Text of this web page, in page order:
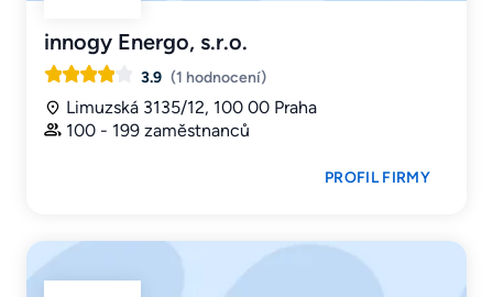
innogy Energo, s.r.o.
3.9 (1 hodnocení)
Limuzská 3135/12, 100 00 Praha
100 - 199 zaměstnanců
PROFIL FIRMY